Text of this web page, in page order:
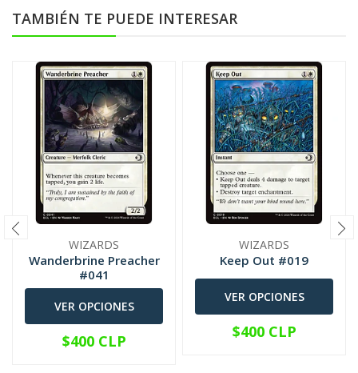
TAMBIÉN TE PUEDE INTERESAR
WIZARDS
Wanderbrine Preacher
#041
VER OPCIONES
$400 CLP
WIZARDS
Keep Out #019
VER OPCIONES
$400 CLP